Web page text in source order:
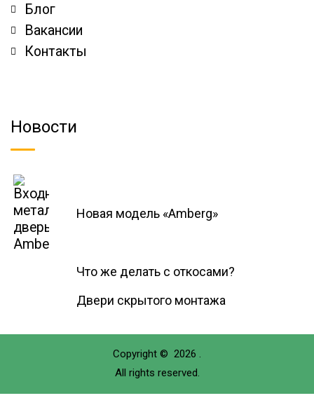
Блог
Вакансии
Контакты
Новости
Новая модель «Amberg»
Что же делать с откосами?
Двери скрытого монтажа
Copyright © 2026 .
All rights reserved.